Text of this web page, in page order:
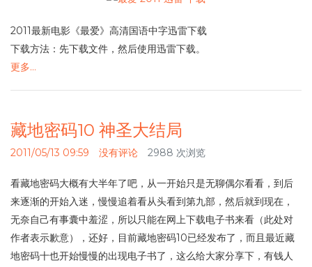
2011最新电影《最爱》高清国语中字迅雷下载
下载方法：先下载文件，然后使用迅雷下载。
更多…
藏地密码10 神圣大结局
2011/05/13 09:59 没有评论 2988 次浏览
看藏地密码大概有大半年了吧，从一开始只是无聊偶尔看看，到后
来逐渐的开始入迷，慢慢追着看从头看到第九部，然后就到现在，
无奈自己有事囊中羞涩，所以只能在网上下载电子书来看（此处对
作者表示歉意），还好，目前藏地密码10已经发布了，而且最近藏
地密码十也开始慢慢的出现电子书了，这么给大家分享下，有钱人